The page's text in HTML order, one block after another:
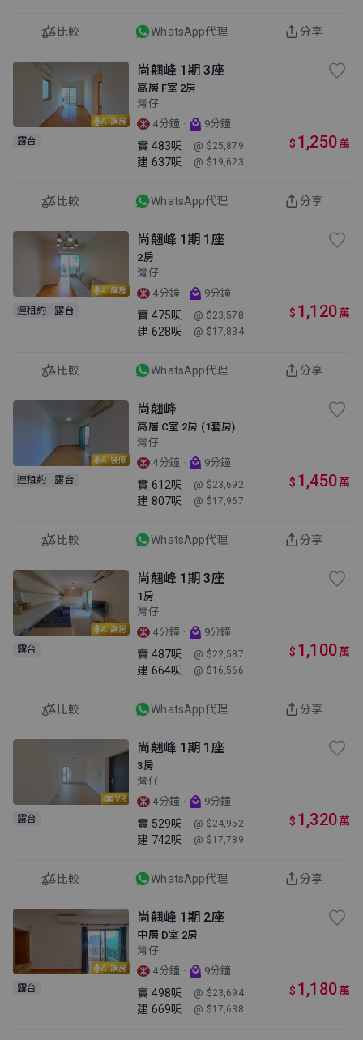
比較 WhatsApp代理 分享
AI講房
露台
尚翹峰 1期 3座
高層 F室 2房
灣仔
4分鐘 · 9分鐘
實 483呎 @ $25,879
建 637呎 @ $19,623
$ 1,250萬
比較 WhatsApp代理 分享
AI講房
連租約 露台
尚翹峰 1期 1座
2房
灣仔
4分鐘 · 9分鐘
實 475呎 @ $23,578
建 628呎 @ $17,834
$ 1,120萬
比較 WhatsApp代理 分享
AI裝修
連租約 露台
尚翹峰
高層 C室 2房 (1套房)
灣仔
4分鐘 · 9分鐘
實 612呎 @ $23,692
建 807呎 @ $17,967
$ 1,450萬
比較 WhatsApp代理 分享
AI講房
露台
尚翹峰 1期 3座
1房
灣仔
4分鐘 · 9分鐘
實 487呎 @ $22,587
建 664呎 @ $16,566
$ 1,100萬
比較 WhatsApp代理 分享
VR
露台
尚翹峰 1期 1座
3房
灣仔
4分鐘 · 9分鐘
實 529呎 @ $24,952
建 742呎 @ $17,789
$ 1,320萬
比較 WhatsApp代理 分享
AI講房
露台
尚翹峰 1期 2座
中層 D室 2房
灣仔
4分鐘 · 9分鐘
實 498呎 @ $23,694
建 669呎 @ $17,638
$ 1,180萬